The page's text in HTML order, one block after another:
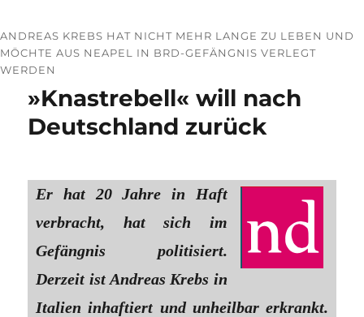
ANDREAS KREBS HAT NICHT MEHR LANGE ZU LEBEN UND
MÖCHTE AUS NEAPEL IN BRD-GEFÄNGNIS VERLEGT
WERDEN
»Knastrebell« will nach
Deutschland zurück
Er hat 20 Jahre in Haft
verbracht, hat sich im
Gefängnis politisiert.
Derzeit ist Andreas Krebs in
Italien inhaftiert und unheilbar erkrankt.